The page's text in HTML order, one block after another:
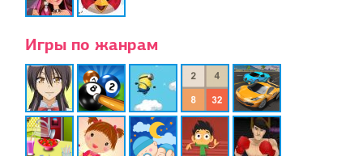
Игры по жанрам